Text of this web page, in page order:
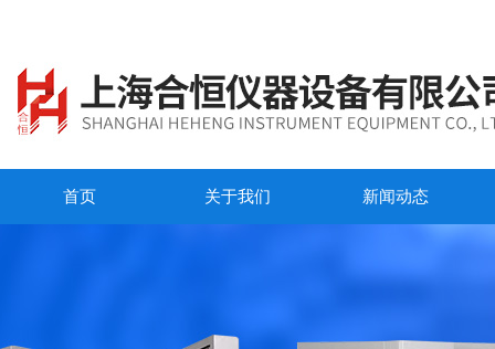
首页 关于我们 新闻动态